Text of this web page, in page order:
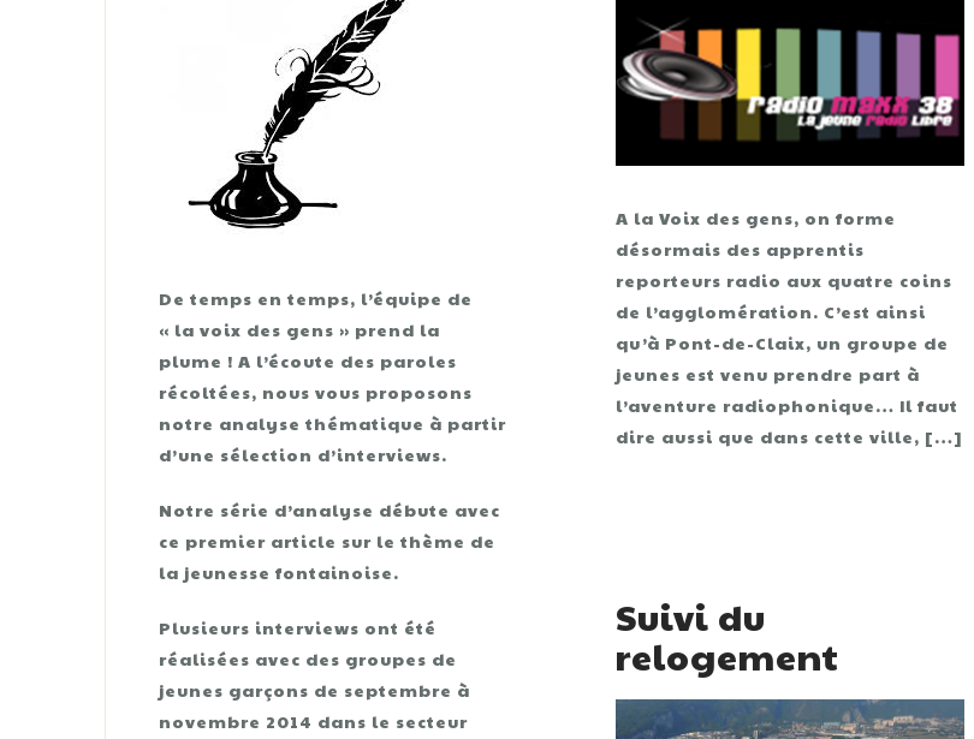
De temps en temps, l’équipe de
« la voix des gens » prend la
plume ! A l’écoute des paroles
récoltées, nous vous proposons
notre analyse thématique à partir
d’une sélection d’interviews.
Notre série d’analyse débute avec
ce premier article sur le thème de
la jeunesse fontainoise.
Plusieurs interviews ont été
réalisées avec des groupes de
jeunes garçons de septembre à
novembre 2014 dans le secteur
A la Voix des gens, on forme
désormais des apprentis
reporteurs radio aux quatre coins
de l’agglomération. C’est ainsi
qu’à Pont-de-Claix, un groupe de
jeunes est venu prendre part à
l’aventure radiophonique… Il faut
dire aussi que dans cette ville, […]
Suivi du
relogement